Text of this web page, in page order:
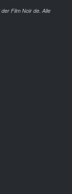
Film Noir de. Alle